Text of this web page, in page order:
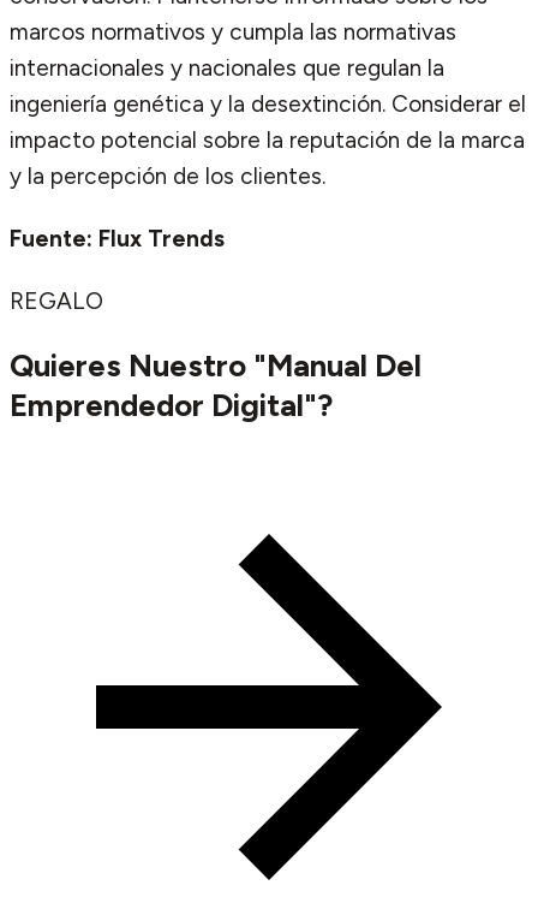
marcos normativos y cumpla las normativas
internacionales y nacionales que regulan la
ingeniería genética y la desextinción. Considerar el
impacto potencial sobre la reputación de la marca
y la percepción de los clientes.
Fuente: Flux Trends
REGALO
Quieres Nuestro "Manual Del
Emprendedor Digital"?